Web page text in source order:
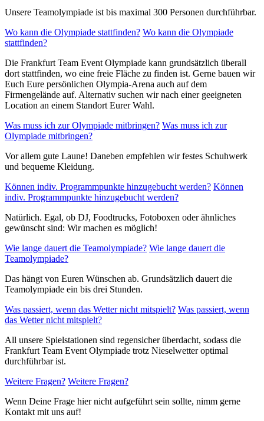
Unsere Teamolympiade ist bis maximal 300 Personen durchführbar.
Wo kann die Olympiade stattfinden? Wo kann die Olympiade
stattfinden?
Die Frankfurt Team Event Olympiade kann grundsätzlich überall
dort stattfinden, wo eine freie Fläche zu finden ist. Gerne bauen wir
Euch Eure persönlichen Olympia-Arena auch auf dem
Firmengelände auf. Alternativ suchen wir nach einer geeigneten
Location an einem Standort Eurer Wahl.
Was muss ich zur Olympiade mitbringen? Was muss ich zur
Olympiade mitbringen?
Vor allem gute Laune! Daneben empfehlen wir festes Schuhwerk
und bequeme Kleidung.
Können indiv. Programmpunkte hinzugebucht werden? Können
indiv. Programmpunkte hinzugebucht werden?
Natürlich. Egal, ob DJ, Foodtrucks, Fotoboxen oder ähnliches
gewünscht sind: Wir machen es möglich!
Wie lange dauert die Teamolympiade? Wie lange dauert die
Teamolympiade?
Das hängt von Euren Wünschen ab. Grundsätzlich dauert die
Teamolympiade ein bis drei Stunden.
Was passiert, wenn das Wetter nicht mitspielt? Was passiert, wenn
das Wetter nicht mitspielt?
All unsere Spielstationen sind regensicher überdacht, sodass die
Frankfurt Team Event Olympiade trotz Nieselwetter optimal
durchführbar ist.
Weitere Fragen? Weitere Fragen?
Wenn Deine Frage hier nicht aufgeführt sein sollte, nimm gerne
Kontakt mit uns auf!